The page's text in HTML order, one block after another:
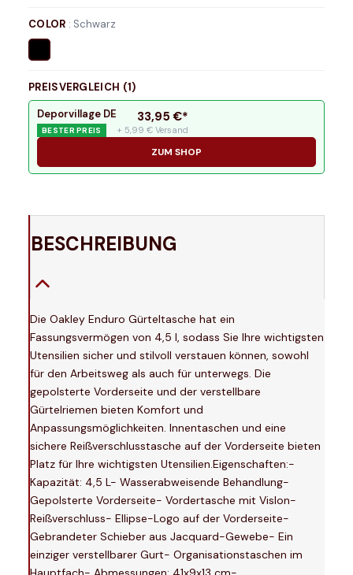
COLOR : Schwarz
PREISVERGLEICH (1)
Deporvillage DE
BESTER PREIS
33,95 €*
+ 5,99 € Versand
ZUM SHOP
BESCHREIBUNG
Die Oakley Enduro Gürteltasche hat ein
Fassungsvermögen von 4,5 l, sodass Sie Ihre wichtigsten
Utensilien sicher und stilvoll verstauen können, sowohl
für den Arbeitsweg als auch für unterwegs. Die
gepolsterte Vorderseite und der verstellbare
Gürtelriemen bieten Komfort und
Anpassungsmöglichkeiten. Innentaschen und eine
sichere Reißverschlusstasche auf der Vorderseite bieten
Platz für Ihre wichtigsten Utensilien.Eigenschaften:-
Kapazität: 4,5 L- Wasserabweisende Behandlung-
Gepolsterte Vorderseite- Vordertasche mit Vislon-
Reißverschluss- Ellipse-Logo auf der Vorderseite-
Gebrandeter Schieber aus Jacquard-Gewebe- Ein
einziger verstellbarer Gurt- Organisationstaschen im